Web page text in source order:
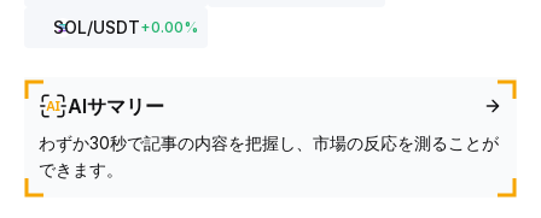
SOL/USDT+0.00%
AIサマリー
わずか30秒で記事の内容を把握し、市場の反応を測ることが
できます。